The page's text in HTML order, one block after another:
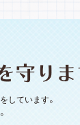
しています。